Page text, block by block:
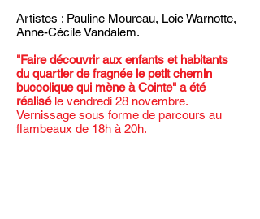
Artistes : Pauline Moureau, Loic Warnotte,
Anne-Cécile Vandalem.
"Faire découvrir aux enfants et habitants
du quartier de fragnée le petit chemin
buccolique qui mène à Cointe" a été
réaliséle vendredi 28 novembre.
Vernissage sous forme de parcours au
flambeaux de 18h à 20h.